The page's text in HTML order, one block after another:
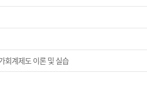
회계제도 이론 및 실습